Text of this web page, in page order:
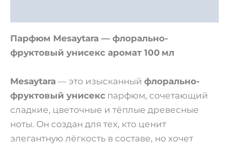
Парфюм Mesaytara — флорально-
фруктовый унисекс аромат 100 мл
Mesaytara — это изысканный флорально-
фруктовый унисекс парфюм, сочетающий
сладкие, цветочные и тёплые древесные
ноты. Он создан для тех, кто ценит
элегантную лёгкость в составе, но хочет